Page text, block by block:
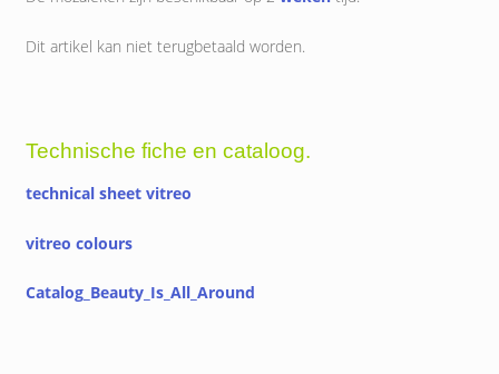
Dit artikel kan niet terugbetaald worden.
Technische fiche en cataloog.
technical sheet vitreo
vitreo colours
Catalog_Beauty_Is_All_Around